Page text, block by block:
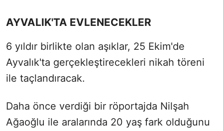
AYVALIK'TA EVLENECEKLER
6 yıldır birlikte olan aşıklar, 25 Ekim'de
Ayvalık'ta gerçekleştirecekleri nikah töreni
ile taçlandıracak.
Daha önce verdiği bir röportajda Nilşah
Ağaoğlu ile aralarında 20 yaş fark olduğunu